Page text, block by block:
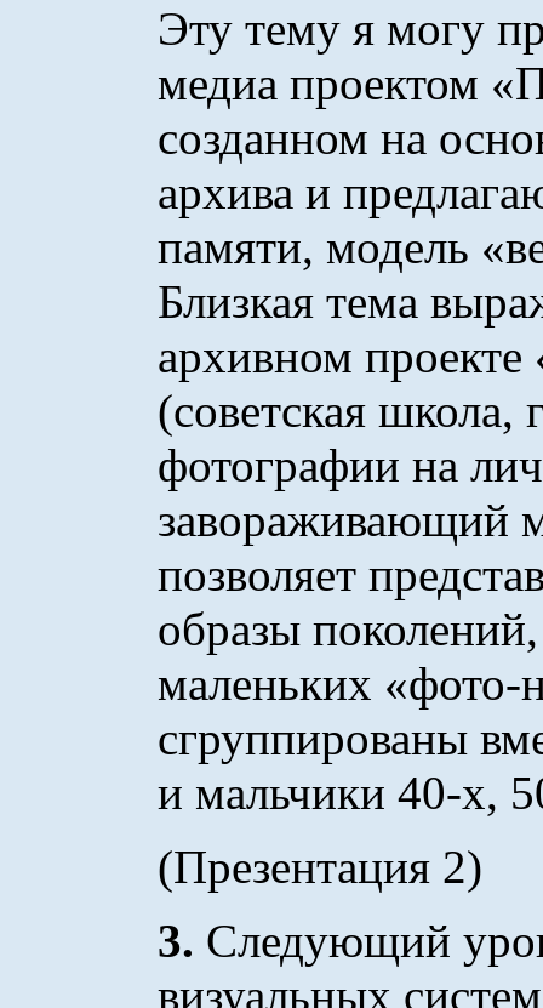
Эту тему я могу
медиа проектом
созданном на
архива и
памяти, модель
Близкая тема
архивном
(советская
фотографии на
завораживающий
позволяет
образы
маленьких «фото-
сгруппированы
и мальчики 40-х,
(Презентация 2)
3. Следующий
визуальных